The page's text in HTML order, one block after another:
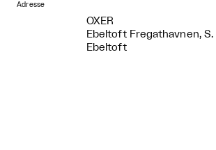
Adresse
OXER
Ebeltoft Fregathavnen, S.
Ebeltoft